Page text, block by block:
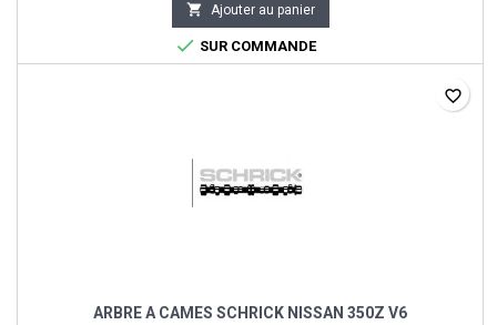
 Ajouter au panier
 SUR COMMANDE
ARBRE A CAMES SCHRICK NISSAN 350Z V6
favorite_border